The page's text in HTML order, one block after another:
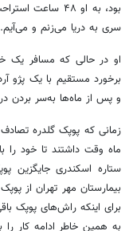
بود، به او ۴۸
سری به دریا می‌زنم و
او در حالی که مسافر یک
برخورد مستقیم با یک پژو
و پس از ماه‌ها به‌سر بردن
زمانی که پوپک گلدره
ستاره اسکندری
بیمارستان مهر تهران از
برای اینکه راش‌های پوپک
به همین خاطر ادامه کار